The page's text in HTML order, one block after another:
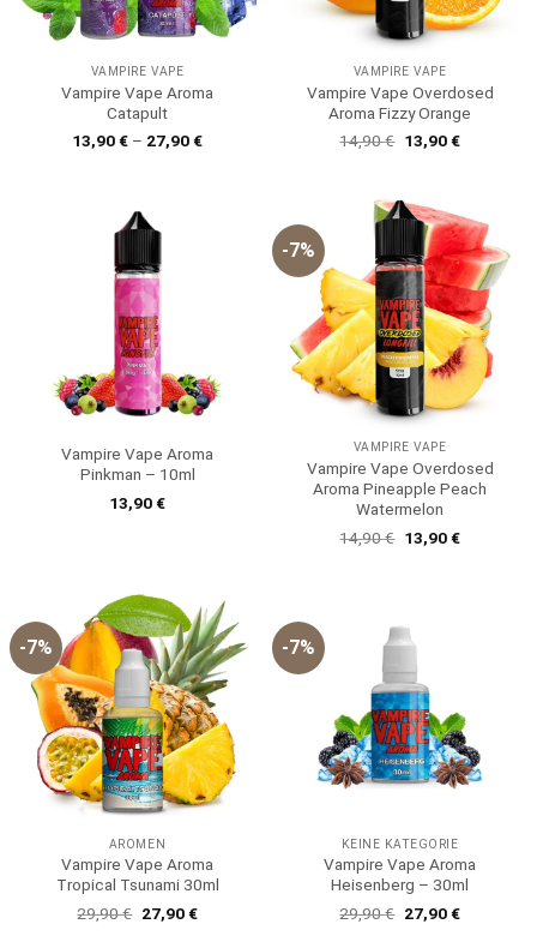
VAMPIRE VAPE
Vampire Vape Aroma
Catapult
13,90€ – 27,90€
VAMPIRE VAPE
Vampire Vape Overdosed
Aroma Fizzy Orange
14,90€ Ursprünglicher
Preis
13,90€Aktueller
Vampire Vape Aroma
Pinkman – 10ml
13,90€
-7%
VAMPIRE VAPE
Vampire Vape Overdosed
Aroma Pineapple Peach
Watermelon
14,90€ Ursprünglicher
Preis
13,90€Aktueller
-7%
AROMEN
Vampire Vape Aroma
Tropical Tsunami 30ml
29,90€ Ursprünglicher
Preis
27,90€Aktueller
-7%
KEINE KATEGORIE
Vampire Vape Aroma
Heisenberg – 30ml
29,90€ Ursprünglicher
Preis
27,90€Aktueller